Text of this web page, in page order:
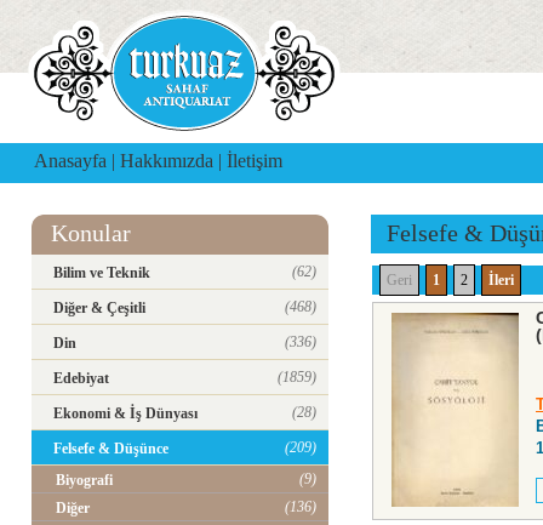
Anasayfa | Hakkımızda | İletişim
Konular
Bilim ve Teknik (62)
Diğer & Çeşitli (468)
Din (336)
Edebiyat (1859)
Ekonomi & İş Dünyası (28)
Felsefe & Düşünce
(209)
Biyografi
(9)
Diğer
(136)
Felsefe &
Geri 1 2 İleri